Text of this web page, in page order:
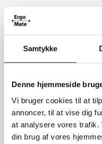
Samtykke
Denne hjemmeside
Vi bruger cookies til at
annoncer, til at vise dig
at analysere vores trafik.
din brug af vores
Information
ergonomien ved
monteres nemt direkte
specielt lavet til